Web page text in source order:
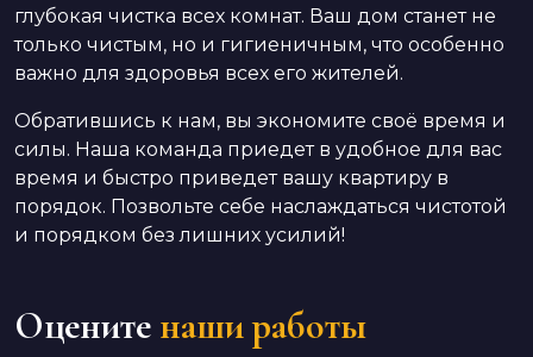
глубокая чистка всех комнат. Ваш дом станет не
только чистым, но и гигиеничным, что особенно
важно для здоровья всех его жителей.
Обратившись к нам, вы экономите своё время и
силы. Наша команда приедет в удобное для вас
время и быстро приведет вашу квартиру в
порядок. Позвольте себе наслаждаться чистотой
и порядком без лишних усилий!
Оцените наши работы